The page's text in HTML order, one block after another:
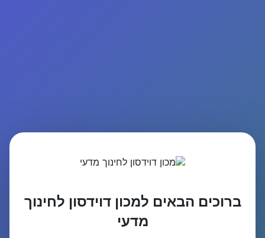
ברוכים הבאים למכון דוידסון לחינוך
מדעי